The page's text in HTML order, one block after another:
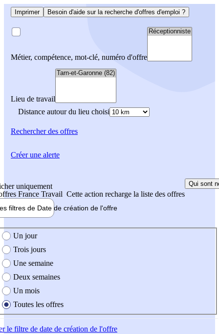
Imprimer Besoin d'aide sur la recherche d'offres d'emploi ?
Métier, compétence, mot-clé, numéro d'offre
Lieu de travail
Distance autour du lieu choisi
Rechercherdes offres
uniquement
France Travail Cette action recharge la liste des offres
Qui sont
filtres de Date de création de l'offre
création de l'offre
Un jour
Trois jours
Une semaine
Deux semaines
Un mois
Toutes les offres
le filtre de date de création de l'offre
Créer une alerte